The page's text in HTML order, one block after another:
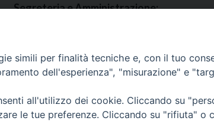
Segreteria e Amministrazione:
Tel. 090.9146045
mail:ufficiocaritas@diocesimessina.it.
simili per finalità tecniche e, con il tuo
dell'esperienza", "misurazione" e
all'utilizzo dei cookie. Cliccando su
le tue preferenze. Cliccando su "rifiuta" o